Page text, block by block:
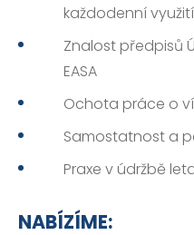
každodenní využití
Znalost předpisů
EASA
Ochota práce o
Samostatnost a
Praxe v údržbě
NABÍZÍME: